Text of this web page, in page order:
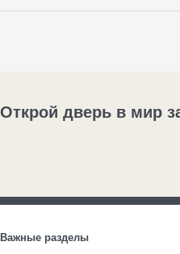
Открой дверь в мир
Важные разделы